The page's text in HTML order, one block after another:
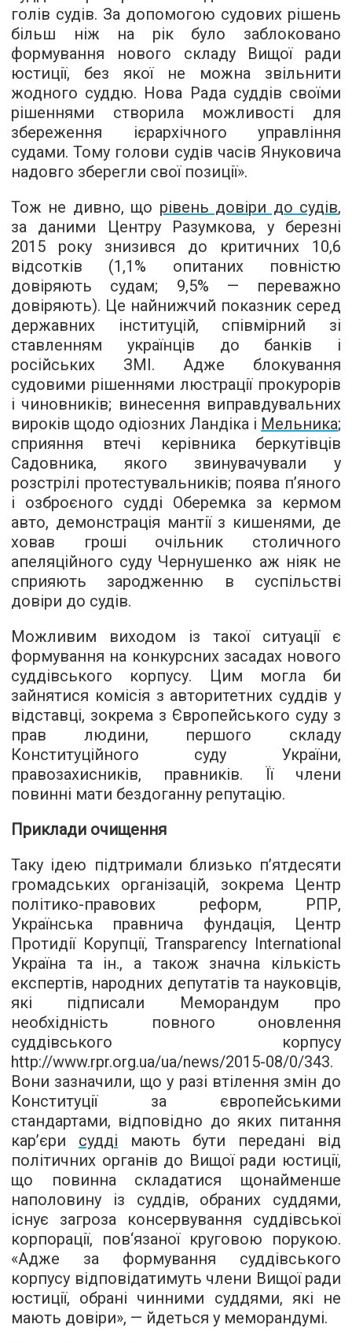
голів судів. За допомогою судових рішень
більш ніж на рік було заблоковано
формування нового складу Вищої ради
юстиції, без якої не можна звільнити
жодного суддю. Нова Рада суддів своїми
рішеннями створила можливості для
збереження ієрархічного управління
судами. Тому голови судів часів Януковича
надовго зберегли свої позиції».
Тож не дивно, що рівень довіри до судів,
за даними Центру Разумкова, у березні
2015 року знизився до критичних 10,6
відсотків (1,1% опитаних повністю
довіряють судам; 9,5% — переважно
довіряють). Це найнижчий показник серед
державних інституцій, співмірний зі
ставленням українців до банків і
російських ЗМІ. Адже блокування
судовими рішеннями люстрації прокурорів
і чиновників; винесення виправдувальних
вироків щодо одіозних Ландіка і Мельника;
сприяння втечі керівника беркутівців
Садовника, якого звинувачували у
розстрілі протестувальників; поява п’яного
і озброєного судді Оберемка за кермом
авто, демонстрація мантії з кишенями, де
ховав гроші очільник столичного
апеляційного суду Чернушенко аж ніяк не
сприяють зародженню в суспільстві
довіри до судів.
Можливим виходом із такої ситуації є
формування на конкурсних засадах нового
суддівського корпусу. Цим могла би
зайнятися комісія з авторитетних суддів у
відставці, зокрема з Європейського суду з
прав людини, першого складу
Конституційного суду України,
правозахисників, правників. Її члени
повинні мати бездоганну репутацію.
Приклади очищення
Таку ідею підтримали близько п’ятдесяти
громадських організацій, зокрема Центр
політико-правових реформ, РПР,
Українська правнича фундація, Центр
Протидії Корупції, Transparency International
Україна та ін., а також значна кількість
експертів, народних депутатів та науковців,
які підписали Меморандум про
необхідність повного оновлення
суддівського корпусу
http://www.rpr.org.ua/ua/news/2015-08/0/343.
Вони зазначили, що у разі втілення змін до
Конституції за європейськими
стандартами, відповідно до яких питання
кар’єри судді мають бути передані від
політичних органів до Вищої ради юстиції,
що повинна складатися щонайменше
наполовину із суддів, обраних суддями,
існує загроза консервування суддівської
корпорації, пов‘язаної круговою порукою.
«Адже за формування суддівського
корпусу відповідатимуть члени Вищої ради
юстиції, обрані чинними суддями, які не
мають довіри», — йдеться у меморандумі.